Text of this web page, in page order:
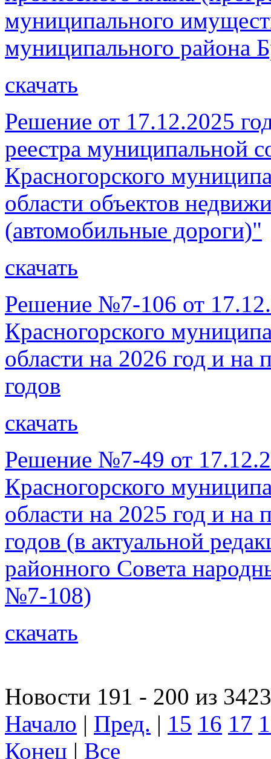
муниципального
муниципального района
скачать
Решение от 17.12.2025
реестра муниципальной
Красногорского
области объектов
(автомобильные дороги)"
скачать
Решение №7-106 от
Красногорского
области на 2026 год и
годов
скачать
Решение №7-49 от
Красногорского
области на 2025 год и
годов (в актуальной
районного Совета
№7-108)
скачать
Новости 191 - 200 из 3423
Начало | Пред. | 15 16 17
Конец | Все